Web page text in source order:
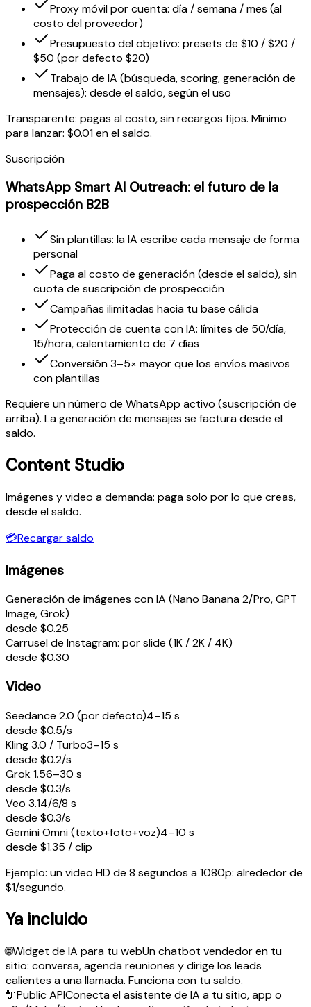
Proxy móvil por cuenta: día / semana / mes (al
costo del proveedor)
Presupuesto del objetivo: presets de $10 / $20 /
$50 (por defecto $20)
Trabajo de IA (búsqueda, scoring, generación de
mensajes): desde el saldo, según el uso
Transparente: pagas al costo, sin recargos fijos. Mínimo
para lanzar: $0.01 en el saldo.
Suscripción
WhatsApp Smart AI Outreach: el futuro de la
prospección B2B
Sin plantillas: la IA escribe cada mensaje de forma
personal
Paga al costo de generación (desde el saldo), sin
cuota de suscripción de prospección
Campañas ilimitadas hacia tu base cálida
Protección de cuenta con IA: límites de 50/día,
15/hora, calentamiento de 7 días
Conversión 3–5× mayor que los envíos masivos
con plantillas
Requiere un número de WhatsApp activo (suscripción de
arriba). La generación de mensajes se factura desde el
saldo.
Content Studio
Imágenes y video a demanda: paga solo por lo que creas,
desde el saldo.
💳Recargar saldo
Imágenes
Generación de imágenes con IA (Nano Banana 2/Pro, GPT
Image, Grok)
desde $0.25
Carrusel de Instagram: por slide (1K / 2K / 4K)
desde $0.30
Video
Seedance 2.0 (por defecto)4–15 s
desde $0.5/s
Kling 3.0 / Turbo3–15 s
desde $0.2/s
Grok 1.56–30 s
desde $0.3/s
Veo 3.14/6/8 s
desde $0.3/s
Gemini Omni (texto+foto+voz)4–10 s
desde $1.35 / clip
Ejemplo: un video HD de 8 segundos a 1080p: alrededor de
$1/segundo.
Ya incluido
🌐Widget de IA para tu webUn chatbot vendedor en tu
sitio: conversa, agenda reuniones y dirige los leads
calientes a una llamada. Funciona con tu saldo.
🔌Public APIConecta el asistente de IA a tu sitio, app o